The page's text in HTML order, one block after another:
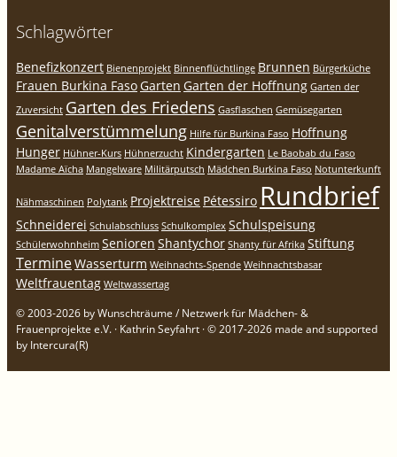
Schlagwörter
Benefizkonzert Bienenprojekt Binnenflüchtlinge Brunnen Bürgerküche
Frauen Burkina FasoGarten Garten der Hoffnung Garten der
Zuversicht Garten des Friedens Gasflaschen Gemüsegarten
Genitalverstümmelung Hilfe für Burkina Faso Hoffnung
Hunger Hühner-Kurs Hühnerzucht Kindergarten Le Baobab du Faso
Madame Aïcha Mangelware Militärputsch Mädchen Burkina Faso Notunterkunft
Nähmaschinen Polytank Projektreise Pétessiro Rundbrief
Schneiderei Schulabschluss Schulkomplex Schulspeisung
Schülerwohnheim Senioren Shantychor Shanty für Afrika Stiftung
TermineWasserturm Weihnachts-Spende Weihnachtsbasar
Weltfrauentag Weltwassertag
© 2003-2026 by Wunschträume / Netzwerk für Mädchen- &
Frauenprojekte e.V. · Kathrin Seyfahrt · © 2017-2026 made and supported
by Intercura(R)